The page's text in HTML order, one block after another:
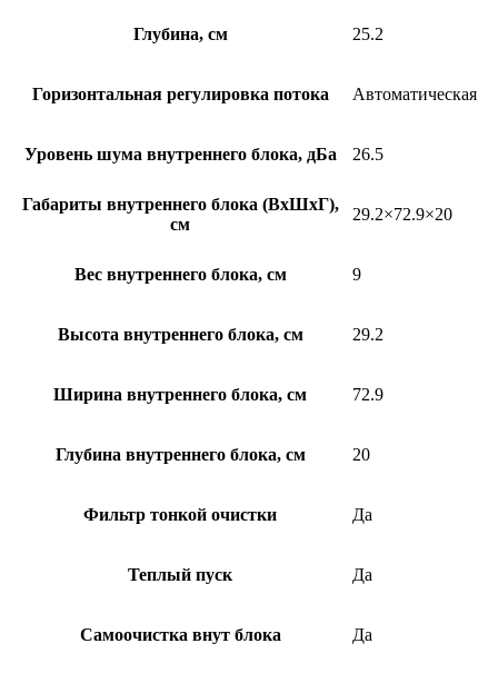
Глубина, см 25.2
Горизонтальная регулировка потока Автоматическая
Уровень шума внутреннего блока, дБа 26.5
Габариты внутреннего блока (ВхШхГ),
см
29.2×72.9×20
Вес внутреннего блока, см 9
Высота внутреннего блока, см 29.2
Ширина внутреннего блока, см 72.9
Глубина внутреннего блока, см 20
Фильтр тонкой очистки Да
Теплый пуск Да
Самоочистка внут блока Да